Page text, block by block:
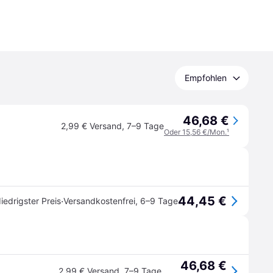
Empfohlen
2,99 € Versand, 7–9 Tage 46,68 €
Oder 15,56 €/Mon.¹
Preis·Versandkostenfrei, 6–9 Tage44,45 €
2,99 € Versand, 7–9 Tage 46,68 €